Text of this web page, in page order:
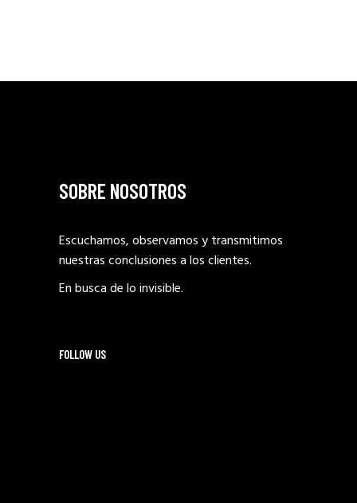
SOBRE NOSOTROS
Escuchamos, observamos y transmitimos
nuestras conclusiones a los clientes.
En busca de lo invisible.
FOLLOW US